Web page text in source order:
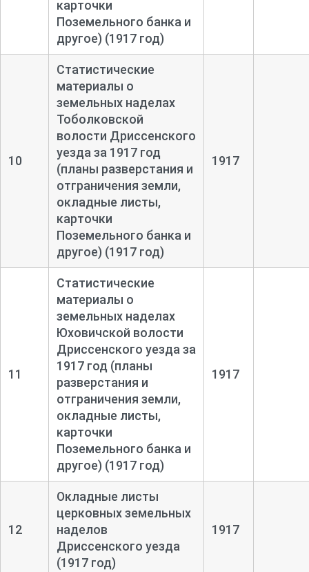
карточки
Поземельного банка и
другое) (1917 год)
10
Статистические
материалы о
земельных наделах
Тоболковской
волости Дриссенского
уезда за 1917 год
(планы разверстания и
отграничения земли,
окладные листы,
карточки
Поземельного банка и
другое) (1917 год)
1917
11
Статистические
материалы о
земельных наделах
Юховичской волости
Дриссенского уезда за
1917 год (планы
разверстания и
отграничения земли,
окладные листы,
карточки
Поземельного банка и
другое) (1917 год)
1917
12
Окладные листы
церковных земельных
наделов
Дриссенского уезда
(1917 год)
1917